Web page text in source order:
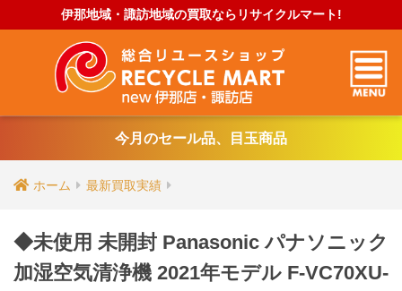
伊那地域・諏訪地域の買取ならリサイクルマート!
今月のセール品、目玉商品
ホーム 最新買取実績
◆未使用 未開封 Panasonic パナソニック
加湿空気清浄機 2021年モデル F-VC70XU-